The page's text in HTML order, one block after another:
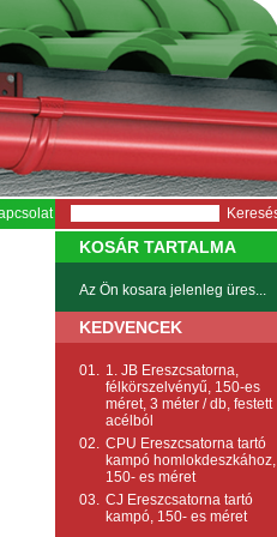
KOSÁR TARTALMA
Az Ön kosara jelenleg üres...
KEDVENCEK
01. 1. JB Ereszcsatorna,
félkörszelvényű, 150-es
méret, 3 méter / db, festett
acélból
02. CPU Ereszcsatorna tartó
kampó homlokdeszkához,
150- es méret
03. CJ Ereszcsatorna tartó
kampó, 150- es méret